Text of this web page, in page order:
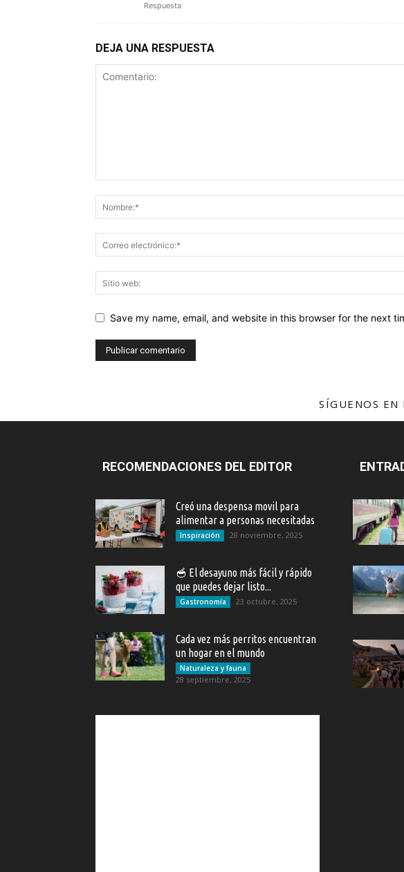
Respuesta
DEJA UNA RESPUESTA
Save my name, email, and website in this browser for the next
SÍGUENOS EN
RECOMENDACIONES DEL EDITOR
Creó una despensa movil para
alimentar a personas necesitadas
Inspiración 28 noviembre, 2025
🥣 El desayuno más fácil y rápido
que puedes dejar listo...
Gastronomía 23 octubre, 2025
Cada vez más perritos encuentran
un hogar en el mundo
Naturaleza y fauna
28 septiembre, 2025